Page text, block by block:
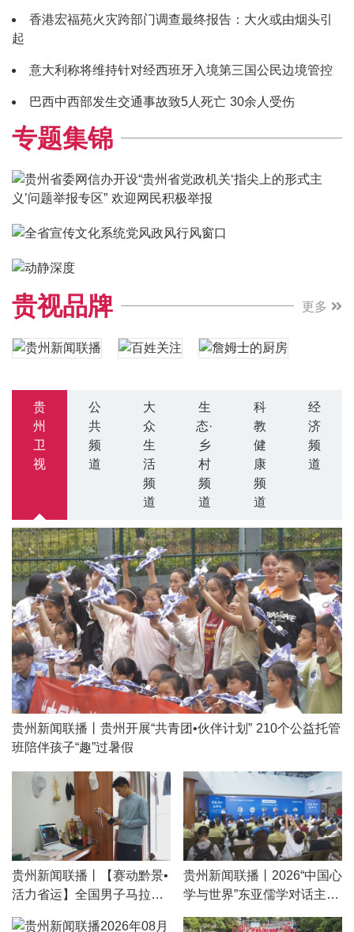
香港宏福苑火灾跨部门调查最终报告：大火或由烟头引
起
意大利称将维持针对经西班牙入境第三国公民边境管控
巴西中西部发生交通事故致5人死亡 30余人受伤
专题集锦
贵视品牌 更多
贵
州
卫
视
公
共
频
道
大
众
生
活
频
道
生
态·
乡
村
频
道
科
教
健
康
频
道
经
济
频
道
贵州新闻联播丨贵州开展“共青团•伙伴计划” 210个公益托管
班陪伴孩子“趣”过暑假
贵州新闻联播丨【赛动黔景•
活力省运】全国男子马拉松
贵州新闻联播丨2026“中国心
学与世界”东亚儒学对话主旨